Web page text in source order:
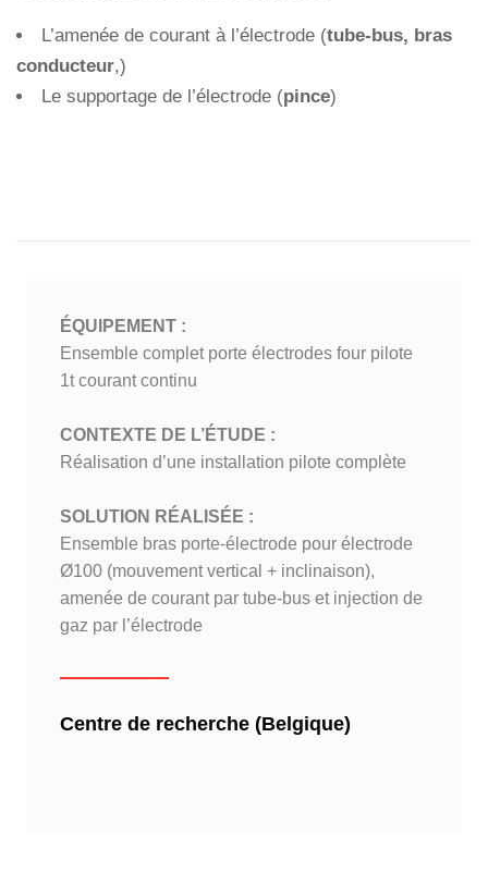
L’amenée de courant à l’électrode (tube-bus, bras
conducteur,)
Le supportage de l’électrode (pince)
ÉQUIPEMENT :
Ensemble complet porte électrodes four pilote
1t courant continu
CONTEXTE DE L’ÉTUDE :
Réalisation d’une installation pilote complète
SOLUTION RÉALISÉE :
Ensemble bras porte-électrode pour électrode
Ø100 (mouvement vertical + inclinaison),
amenée de courant par tube-bus et injection de
gaz par l’électrode
Centre de recherche (Belgique)